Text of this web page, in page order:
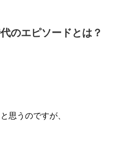
のエピソードとは？
思うのですが、